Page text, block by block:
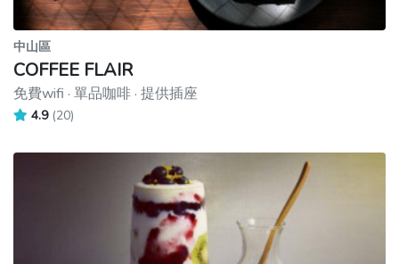
中山區
COFFEE FLAIR
免費wifi · 單品咖啡 · 提供插座
4.9 (20)